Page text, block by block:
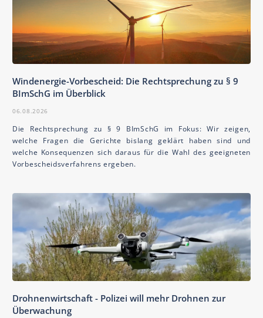
Windenergie-Vorbescheid: Die Rechtsprechung zu § 9
BImSchG im Überblick
06.08.2026
Die Rechtsprechung zu § 9 BImSchG im Fokus: Wir zeigen,
welche Fragen die Gerichte bislang geklärt haben sind und
welche Konsequenzen sich daraus für die Wahl des geeigneten
Vorbescheidsverfahrens ergeben.
Drohnenwirtschaft - Polizei will mehr Drohnen zur
Überwachung